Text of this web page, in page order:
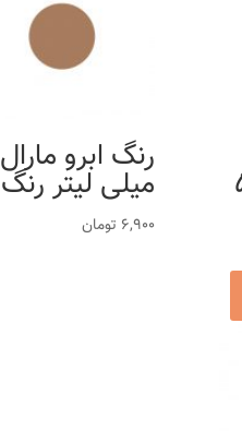
میلی لیتر
6,900 تومان